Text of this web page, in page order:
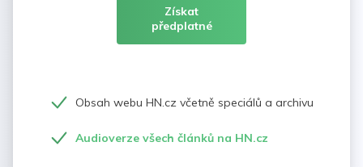
Získat
předplatné
Obsah webu HN.cz včetně speciálů a archivu
Audioverze všech článků na HN.cz